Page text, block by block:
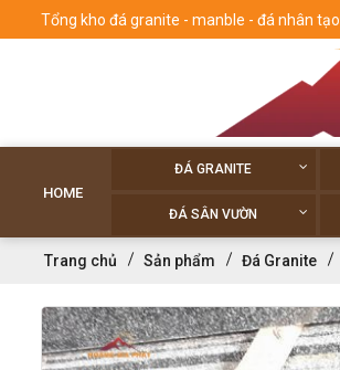
Tổng kho đá granite - manble - đá nhân tạo
HOME
ĐÁ GRANITE
ĐÁ SÂN VƯỜN
Trang chủ Sản phẩm Đá Granite